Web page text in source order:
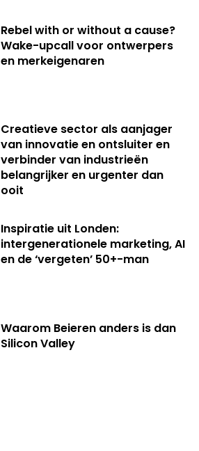
Rebel with or without a cause?
Wake-upcall voor ontwerpers
en merkeigenaren
Creatieve sector als aanjager
van innovatie en ontsluiter en
verbinder van industrieën
belangrijker en urgenter dan
ooit
Inspiratie uit Londen:
intergenerationele marketing, AI
en de ‘vergeten’ 50+-man
Waarom Beieren anders is dan
Silicon Valley